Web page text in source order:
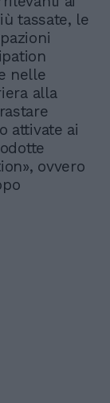
tassate, le
nelle
alla
attivate ai
ovvero